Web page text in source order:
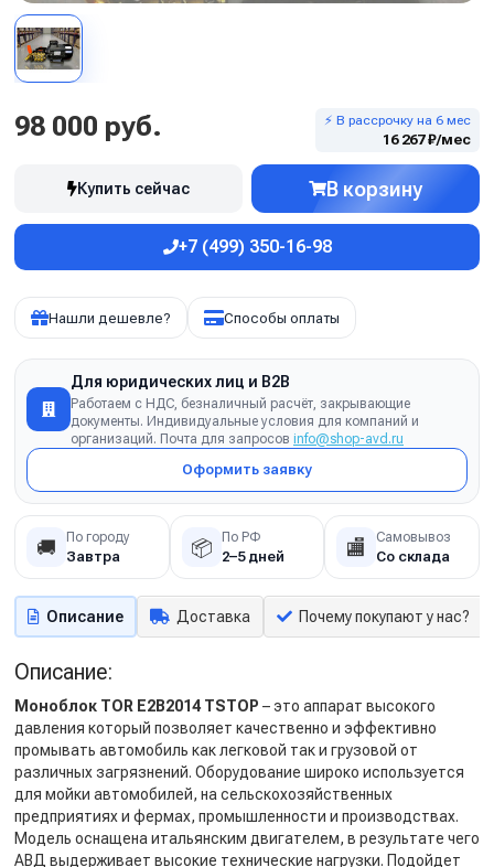
98 000 руб. ⚡ В рассрочку на 6 мес
16 267 ₽/мес
Купить сейчас В корзину
+7 (499) 350-16-98
Нашли дешевле? Способы оплаты
Для юридических лиц и B2B
Работаем с НДС, безналичный расчёт, закрывающие
документы. Индивидуальные условия для компаний и
организаций. Почта для запросов info@shop-avd.ru
Оформить заявку
🚚 По городу
Завтра 📦 По РФ
2–5 дней 🏬 Самовывоз
Со склада
Описание Доставка Почему покупают у нас?
Описание:
Моноблок TOR E2B2014 TSTOP – это аппарат высокого
давления который позволяет качественно и эффективно
промывать автомобиль как легковой так и грузовой от
различных загрязнений. Оборудование широко используется
для мойки автомобилей, на сельскохозяйственных
предприятиях и фермах, промышленности и производствах.
Модель оснащена итальянским двигателем, в результате чего
АВД выдерживает высокие технические нагрузки. Подойдет